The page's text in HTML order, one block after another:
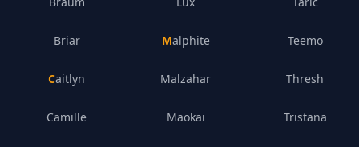
Briar
Caitlyn
Camille
Malphite
Malzahar
Maokai
Teemo
Thresh
Tristana